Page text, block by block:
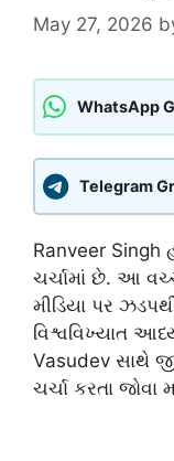
May 27, 2026
WhatsApp
Telegram
Ranveer Singh
ચર્ચામાં છે. આ
મીડિયા પર
વિશ્વવિખ્યાત
Vasudev સાથે
ચર્ચા કરતા જોવા